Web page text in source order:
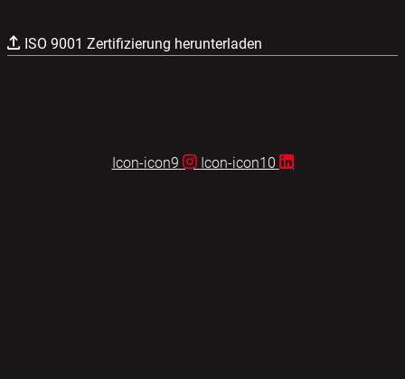
ISO 9001 Zertifizierung herunterladen
Icon-icon9 Icon-icon10